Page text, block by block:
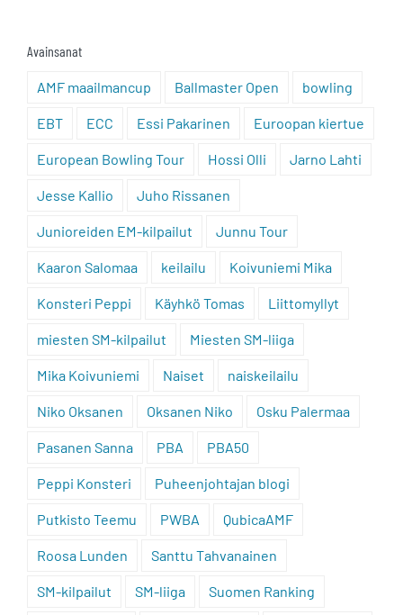
Avainsanat
AMF maailmancup Ballmaster Open bowling
EBT ECC Essi Pakarinen Euroopan kiertue
European Bowling Tour Hossi Olli Jarno Lahti
Jesse Kallio Juho Rissanen
Junioreiden EM-kilpailut Junnu Tour
Kaaron Salomaa keilailu Koivuniemi Mika
Konsteri Peppi Käyhkö Tomas Liittomyllyt
miesten SM-kilpailut Miesten SM-liiga
Mika Koivuniemi Naiset naiskeilailu
Niko Oksanen Oksanen Niko Osku Palermaa
Pasanen Sanna PBA PBA50
Peppi Konsteri Puheenjohtajan blogi
Putkisto Teemu PWBA QubicaAMF
Roosa Lunden Santtu Tahvanainen
SM-kilpailut SM-liiga Suomen Ranking